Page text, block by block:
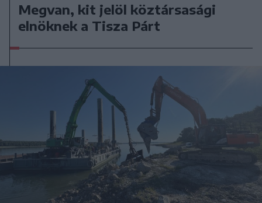
Megvan, kit jelöl köztársasági
elnöknek a Tisza Párt